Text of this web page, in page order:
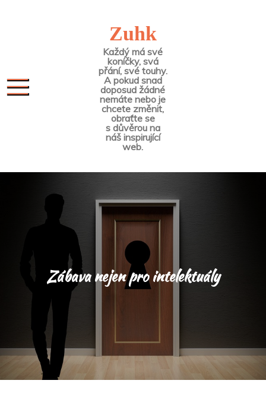
Zuhk
Každý má své
koníčky, svá
přání, své touhy.
A pokud snad
doposud žádné
nemáte nebo je
chcete změnit,
obraťte se
s důvěrou na
náš inspirující
web.
Zábava nejen pro intelektuály